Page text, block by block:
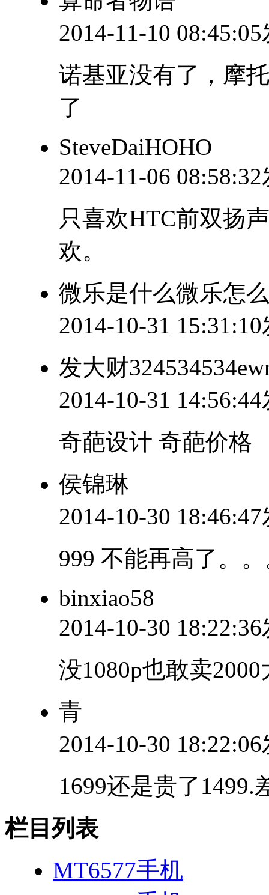
2014-11-10
诺基亚没有了，摩
了
SteveDaiHOHO
2014-11-06
只喜欢HTC前双扬
欢。
微乐是什么微乐怎
2014-10-31
发大财
2014-10-31
奇葩设计 奇葩价格
侯锦琳
2014-10-30
999 不能再高了。
binxiao58
2014-10-30
没1080p也敢卖
青
2014-10-30
1699还是贵了1499.
栏目列表
MT6577手机